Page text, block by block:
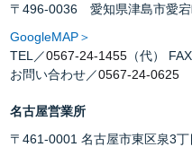
〒496-0036 愛知県津島市愛
GoogleMAP＞
TEL／0567-24-1455 （代）
お問い合わせ／0567-24-0625
名古屋営業所
〒461-0001 名古屋市東区泉3